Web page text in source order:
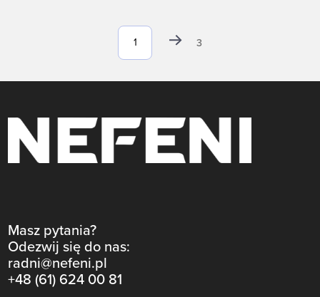
3
Masz pytania?
Odezwij się do nas:
radni@nefeni.pl
+48 (61) 624 00 81